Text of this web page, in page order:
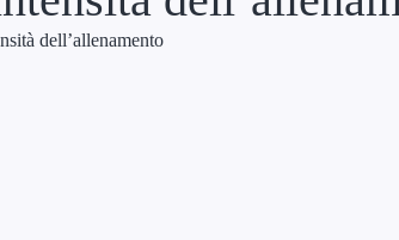
dell’allenamento